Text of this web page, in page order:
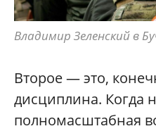
Владимир Зеленский в
Второе — это,
дисциплина. Когда
полномасштабная